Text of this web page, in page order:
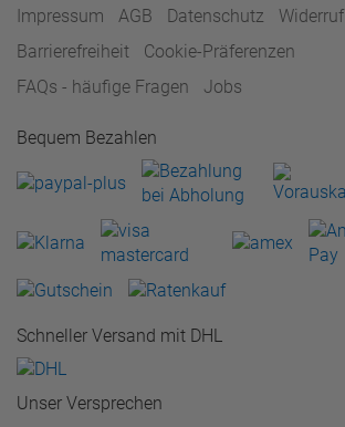
Impressum
AGB Datenschutz
Widerruf
Barrierefreiheit
Cookie-Präferenzen
FAQs - häufige Fragen
Jobs
Bequem Bezahlen
Schneller Versand mit DHL
Unser Versprechen